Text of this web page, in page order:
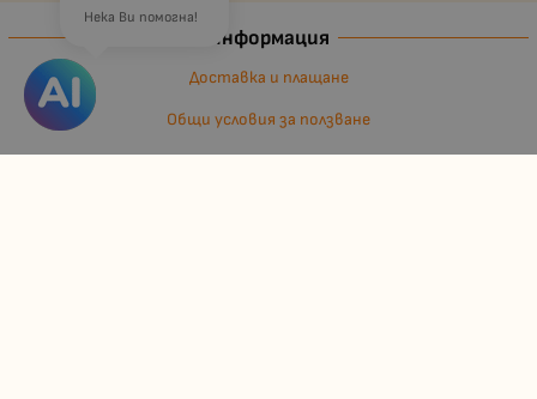
Информация
Доставка и плащане
Общи условия за ползване
Политиката за поверителност
Нека Ви помогна!